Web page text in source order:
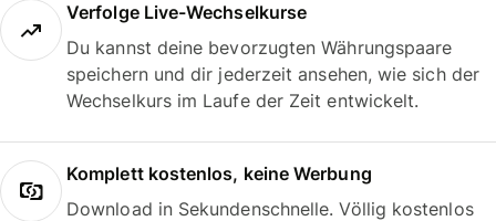
Verfolge Live-Wechselkurse
Du kannst deine bevorzugten Währungspaare
speichern und dir jederzeit ansehen, wie sich der
Wechselkurs im Laufe der Zeit entwickelt.
Komplett kostenlos, keine Werbung
Download in Sekundenschnelle. Völlig kostenlos